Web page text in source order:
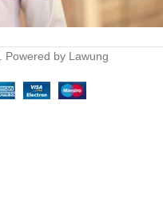
by Lawung